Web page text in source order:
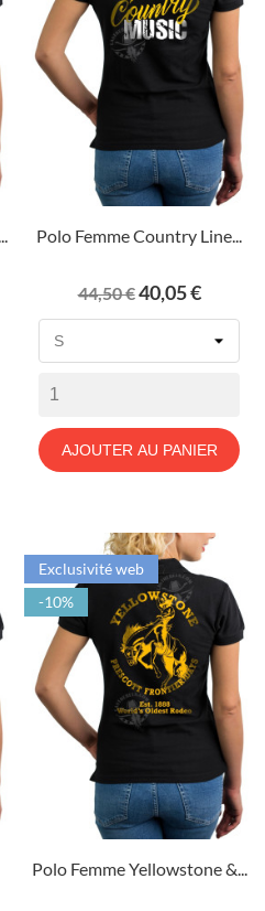
Polo Femme Country Line...
Prix
de
44,50 €Prix
40,05 €
AJOUTER AU PANIER
Polo Femme Yellowstone &...
Exclusivité web
-10%